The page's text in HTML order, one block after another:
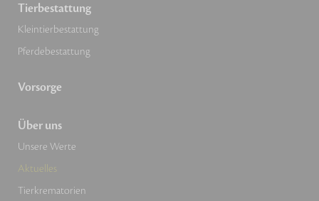
Tierbestattung
Kleintierbestattung
Pferdebestattung
Vorsorge
Über uns
Unsere Werte
Aktuelles
Tierkrematorien